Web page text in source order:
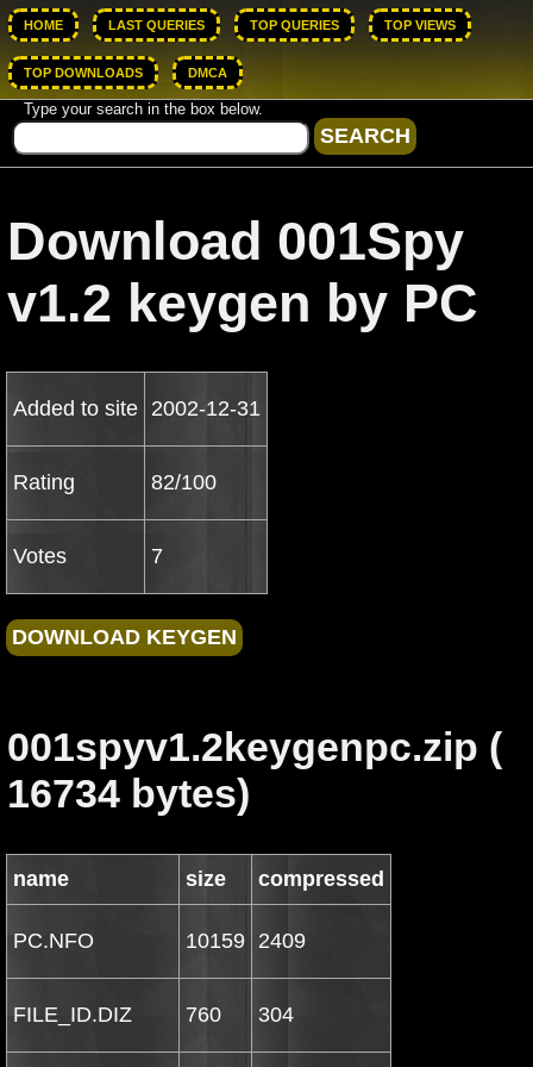
HOME LAST QUERIES TOP QUERIES TOP VIEWS
TOP DOWNLOADS DMCA
Type your search in the box below.
Download 001Spy
v1.2 keygen by PC
Added to site 2002-12-31
Rating 82/100
Votes 7
001spyv1.2keygenpc.zip (
16734 bytes)
name size compressed
PC.NFO 10159 2409
FILE_ID.DIZ 760 304